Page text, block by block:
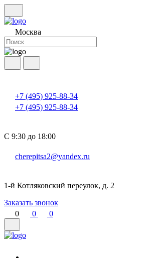
Москва
+7 (495) 925-88-34
+7 (495) 925-88-34
С 9:30 до 18:00
cherepitsa2@yandex.ru
1-й Котляковский переулок, д. 2
Заказать звонок
0
0 0